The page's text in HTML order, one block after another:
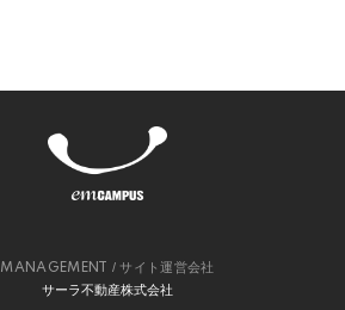
MANAGEMENT
/ サイト運営会社
サーラ不動産株式会社